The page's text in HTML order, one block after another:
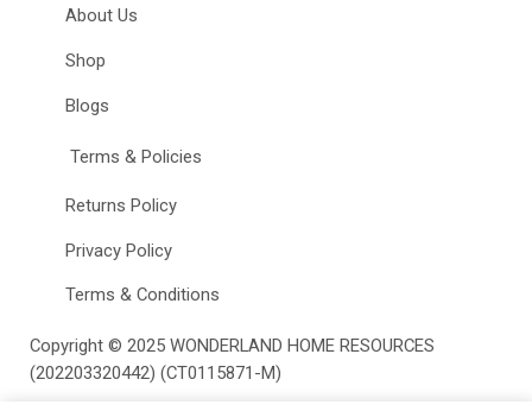
About Us
Shop
Blogs
Terms & Policies
Returns Policy
Privacy Policy
Terms & Conditions
Copyright © 2025 WONDERLAND HOME RESOURCES
(202203320442) (CT0115871-M)